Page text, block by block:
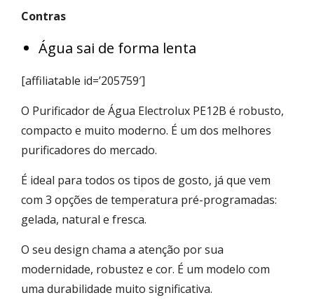
Contras
Água sai de forma lenta
[affiliatable id=’205759′]
O Purificador de Água Electrolux PE12B é robusto,
compacto e muito moderno. É um dos melhores
purificadores do mercado.
É ideal para todos os tipos de gosto, já que vem
com 3 opções de temperatura pré-programadas:
gelada, natural e fresca.
O seu design chama a atenção por sua
modernidade, robustez e cor. É um modelo com
uma durabilidade muito significativa.